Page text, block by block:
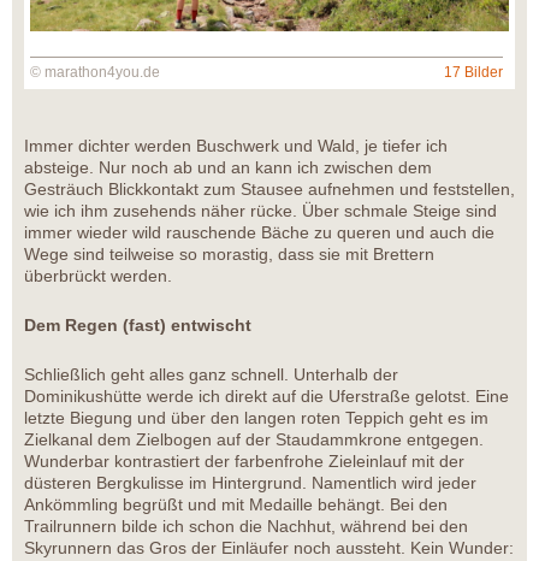
© marathon4you.de 17 Bilder
Immer dichter werden Buschwerk und Wald, je tiefer ich
absteige. Nur noch ab und an kann ich zwischen dem
Gesträuch Blickkontakt zum Stausee aufnehmen und feststellen,
wie ich ihm zusehends näher rücke. Über schmale Steige sind
immer wieder wild rauschende Bäche zu queren und auch die
Wege sind teilweise so morastig, dass sie mit Brettern
überbrückt werden.
Dem Regen (fast) entwischt
Schließlich geht alles ganz schnell. Unterhalb der
Dominikushütte werde ich direkt auf die Uferstraße gelotst. Eine
letzte Biegung und über den langen roten Teppich geht es im
Zielkanal dem Zielbogen auf der Staudammkrone entgegen.
Wunderbar kontrastiert der farbenfrohe Zieleinlauf mit der
düsteren Bergkulisse im Hintergrund. Namentlich wird jeder
Ankömmling begrüßt und mit Medaille behängt. Bei den
Trailrunnern bilde ich schon die Nachhut, während bei den
Skyrunnern das Gros der Einläufer noch aussteht. Kein Wunder: